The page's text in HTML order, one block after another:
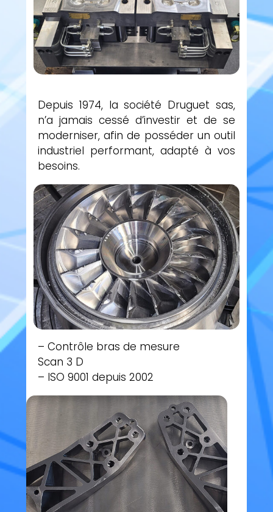
Depuis 1974, la société Druguet sas,
n’a jamais cessé d’investir et de se
moderniser, afin de posséder un outil
industriel performant, adapté à vos
besoins.
– Contrôle bras de mesure
Scan 3 D
– ISO 9001 depuis 2002